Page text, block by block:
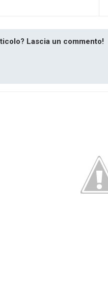
Lascia un commento!